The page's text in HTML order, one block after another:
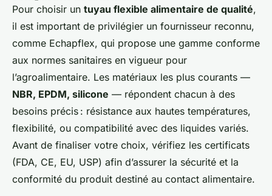
Pour choisir un tuyau flexible alimentaire de qualité,
il est important de privilégier un fournisseur reconnu,
comme Echapflex, qui propose une gamme conforme
aux normes sanitaires en vigueur pour
l’agroalimentaire. Les matériaux les plus courants —
NBR, EPDM, silicone — répondent chacun à des
besoins précis : résistance aux hautes températures,
flexibilité, ou compatibilité avec des liquides variés.
Avant de finaliser votre choix, vérifiez les certificats
(FDA, CE, EU, USP) afin d’assurer la sécurité et la
conformité du produit destiné au contact alimentaire.